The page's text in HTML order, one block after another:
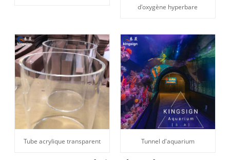
d'oxygène hyperbare
Tube acrylique transparent Tunnel d'aquarium